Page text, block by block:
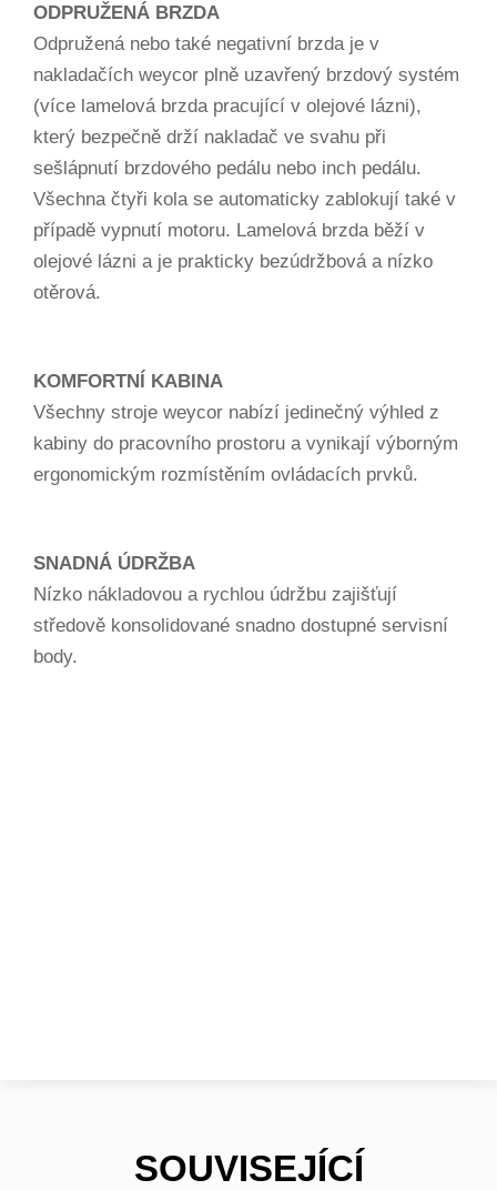
ODPRUŽENÁ BRZDA
Odpružená nebo také negativní brzda je v
nakladačích weycor plně uzavřený brzdový systém
(více lamelová brzda pracující v olejové lázni),
který bezpečně drží nakladač ve svahu při
sešlápnutí brzdového pedálu nebo inch pedálu.
Všechna čtyři kola se automaticky zablokují také v
případě vypnutí motoru. Lamelová brzda běží v
olejové lázni a je prakticky bezúdržbová a nízko
otěrová.
KOMFORTNÍ KABINA
Všechny stroje weycor nabízí jedinečný výhled z
kabiny do pracovního prostoru a vynikají výborným
ergonomickým rozmístěním ovládacích prvků.
SNADNÁ ÚDRŽBA
Nízko nákladovou a rychlou údržbu zajišťují
středově konsolidované snadno dostupné servisní
body.
SOUVISEJÍCÍ